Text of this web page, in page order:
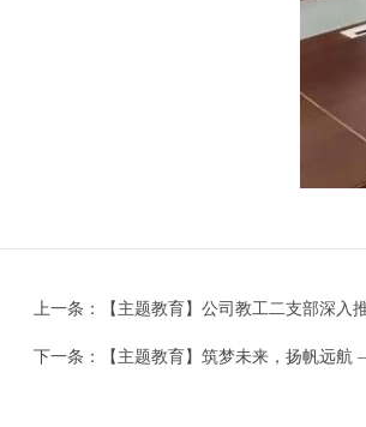
上一条： 【主题教育】公司教工二支部深入
下一条： 【主题教育】筑梦未来，扬帆远